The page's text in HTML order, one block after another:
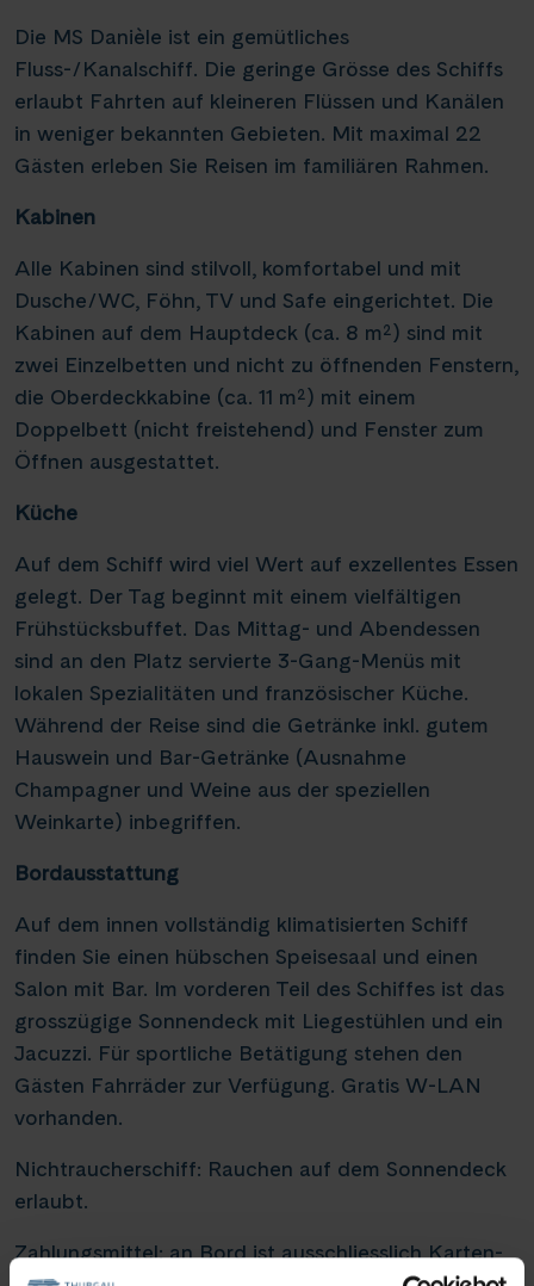
Agenturbereich
WhatsApp |
Die MS Danièle ist ein gemütliches
Fluss­-/Kanalschiff. Die geringe Grösse des Schiffs
erlaubt Fahrten auf kleineren Flüssen und Kanälen
in weniger bekannten Gebieten. Mit maximal 22
Gästen erleben Sie Reisen im familiären Rahmen.
Kabinen
Alle Kabinen sind stilvoll, komfortabel und mit
Dusche/WC, Föhn, TV und Safe eingerichtet. Die
Kabinen auf dem Hauptdeck (ca. 8 m²) sind mit
zwei Einzelbetten und nicht zu öffnenden Fenstern,
die Oberdeckkabine (ca. 11 m²) mit einem
Doppelbett (nicht freistehend) und Fenster zum
Öffnen ausgestattet.
Küche
Auf dem Schiff wird viel Wert auf exzellentes Essen
gelegt. Der Tag beginnt mit einem vielfältigen
Frühstücksbuffet. Das Mittag- und Abendessen
sind an den Platz servierte 3-Gang-Menüs mit
lokalen Spezialitäten und französischer Küche.
Während der Reise sind die Getränke inkl. gutem
Hauswein und Bar-Getränke (Ausnahme
Champagner und Weine aus der speziellen
Weinkarte) inbegriffen.
Bordausstattung
Auf dem innen vollständig klimatisierten Schiff
finden Sie einen hübschen Speisesaal und einen
Salon mit Bar. Im vorderen Teil des Schiffes ist das
grosszügige Sonnendeck mit Liegestühlen und ein
Jacuzzi. Für sportliche Betätigung stehen den
Gästen Fahrräder zur Verfügung. Gratis W-LAN
vorhanden.
Nichtraucherschiff: Rauchen auf dem Sonnendeck
erlaubt.
Zahlungsmittel: an Bord ist ausschliesslich Karten-